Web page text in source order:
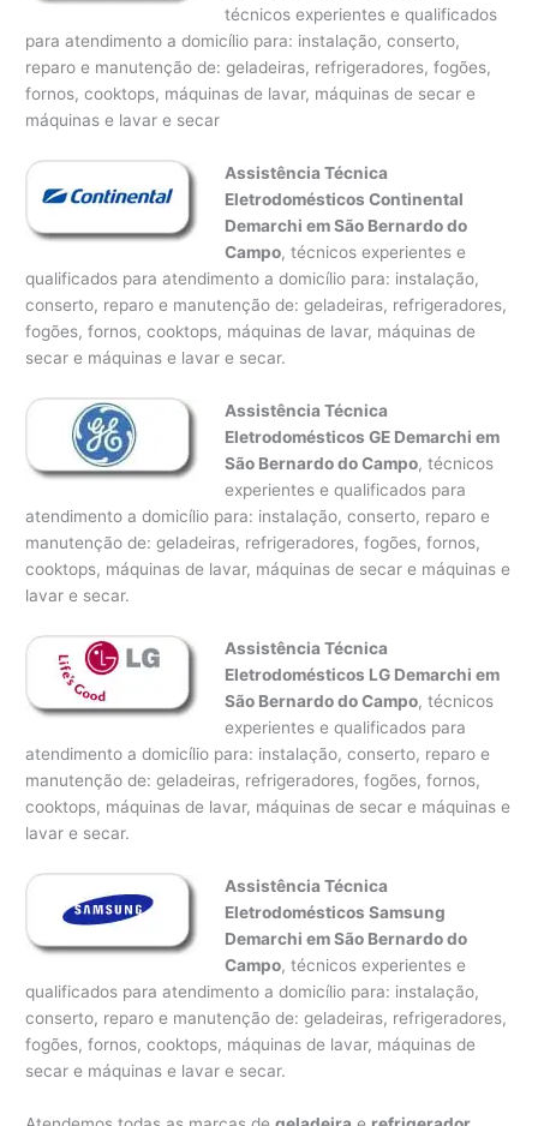
técnicos experientes e qualificados
para atendimento a domicílio para: instalação, conserto,
reparo e manutenção de: geladeiras, refrigeradores, fogões,
fornos, cooktops, máquinas de lavar, máquinas de secar e
máquinas e lavar e secar
Assistência Técnica
Eletrodomésticos Continental
Demarchi em São Bernardo do
Campo, técnicos experientes e
qualificados para atendimento a domicílio para: instalação,
conserto, reparo e manutenção de: geladeiras, refrigeradores,
fogões, fornos, cooktops, máquinas de lavar, máquinas de
secar e máquinas e lavar e secar.
Assistência Técnica
Eletrodomésticos GE Demarchi em
São Bernardo do Campo, técnicos
experientes e qualificados para
atendimento a domicílio para: instalação, conserto, reparo e
manutenção de: geladeiras, refrigeradores, fogões, fornos,
cooktops, máquinas de lavar, máquinas de secar e máquinas e
lavar e secar.
Assistência Técnica
Eletrodomésticos LG Demarchi em
São Bernardo do Campo, técnicos
experientes e qualificados para
atendimento a domicílio para: instalação, conserto, reparo e
manutenção de: geladeiras, refrigeradores, fogões, fornos,
cooktops, máquinas de lavar, máquinas de secar e máquinas e
lavar e secar.
Assistência Técnica
Eletrodomésticos Samsung
Demarchi em São Bernardo do
Campo, técnicos experientes e
qualificados para atendimento a domicílio para: instalação,
conserto, reparo e manutenção de: geladeiras, refrigeradores,
fogões, fornos, cooktops, máquinas de lavar, máquinas de
secar e máquinas e lavar e secar.